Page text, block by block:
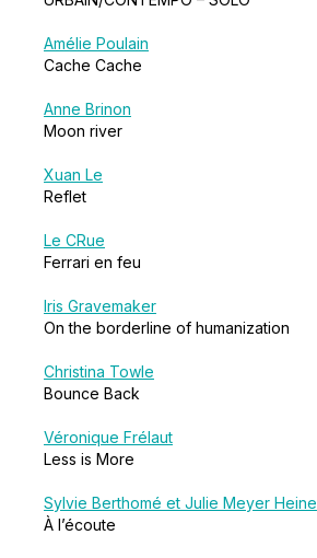
Amélie Poulain
Cache Cache
Anne Brinon
Moon river
Xuan Le
Reflet
Le CRue
Ferrari en feu
Iris Gravemaker
On the borderline of humanization
Christina Towle
Bounce Back
Véronique Frélaut
Less is More
Sylvie Berthomé et Julie Meyer Heine
À l’écoute